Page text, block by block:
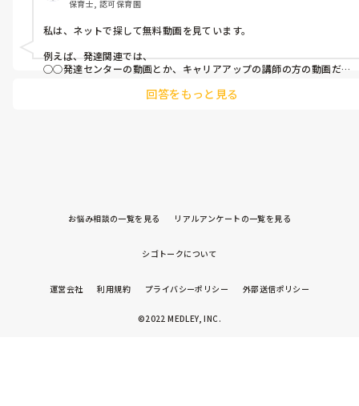
保育士, 認可保育園
私は、ネットで探して無料動画を見ています。
例えば、発達関連では、
◯◯発達センターの動画とか、キャリアアップの講師の方の動画だ
リズム講師やリトミック、運動遊びの動画を見たり、
回答をもっと見る
お悩み相談の一覧を見る リアルアンケートの一覧を見る
シゴトークについて
運営会社 利用規約 プライバシーポリシー 外部送信ポリシー
©2022 MEDLEY, INC.